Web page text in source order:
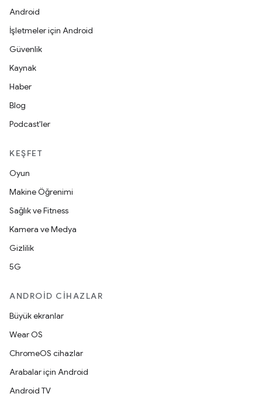
Android
İşletmeler için Android
Güvenlik
Kaynak
Haber
Blog
Podcast'ler
KEŞFET
Oyun
Makine Öğrenimi
Sağlık ve Fitness
Kamera ve Medya
Gizlilik
5G
ANDROID CIHAZLAR
Büyük ekranlar
Wear OS
ChromeOS cihazlar
Arabalar için Android
Android TV